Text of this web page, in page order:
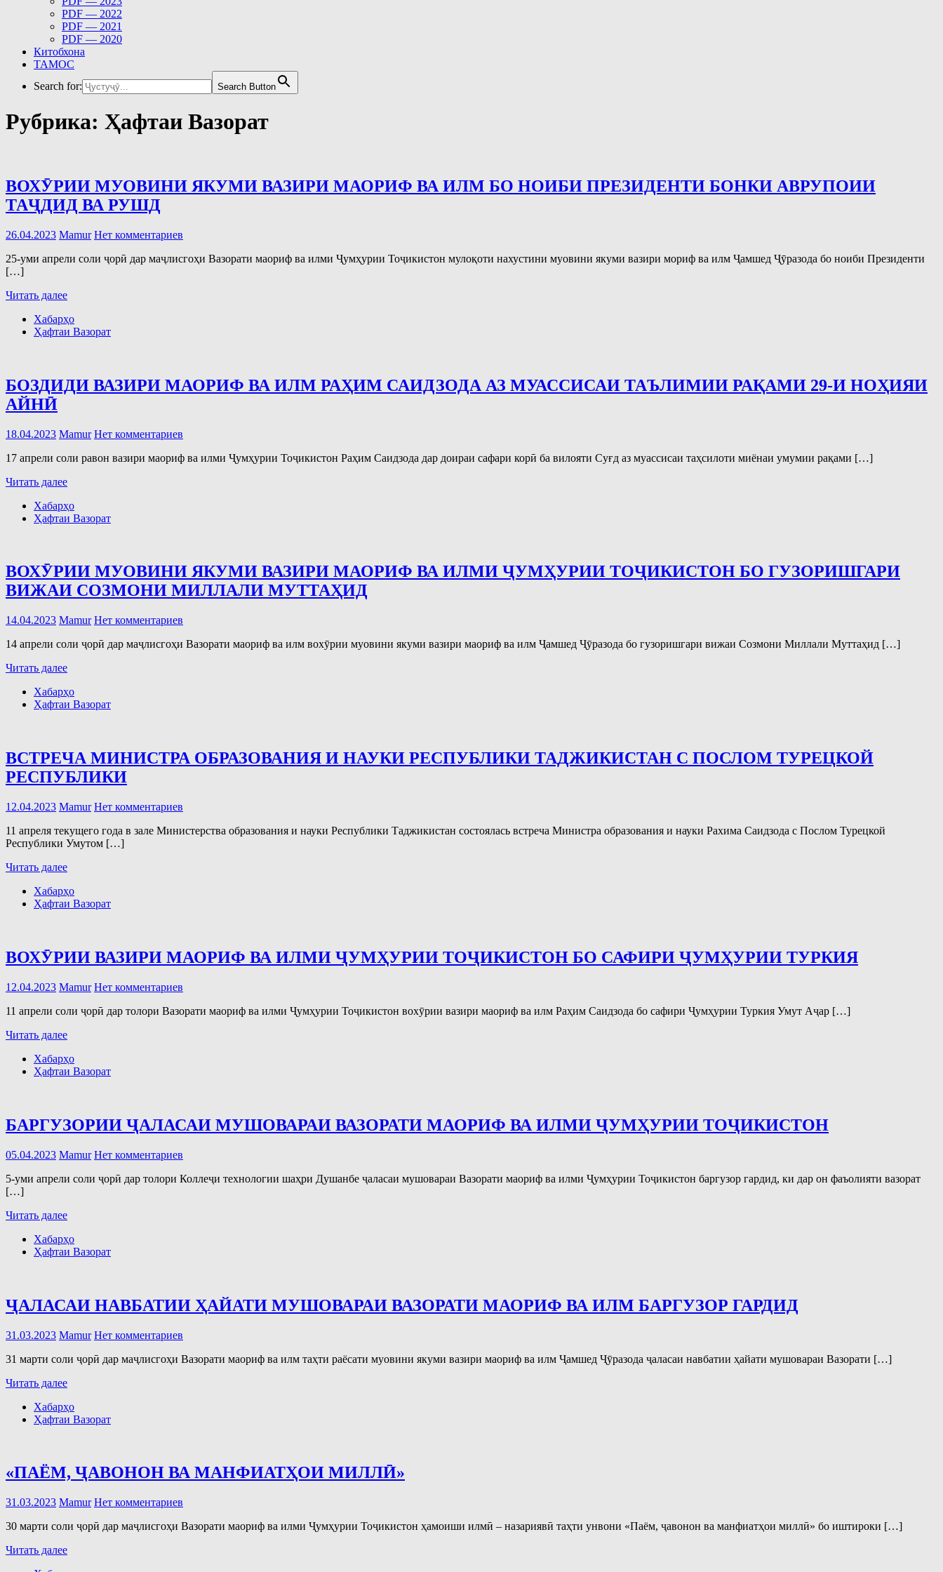
PDF — 2022
PDF — 2021
PDF — 2020
Китобхона
ТАМОС
Search for:
Search Button
Рубрика: Ҳафтаи Вазорат
ВОХӮРИИ МУОВИНИ ЯКУМИ ВАЗИРИ МАОРИФ ВА ИЛМ БО НОИБИ ПРЕЗИДЕНТИ БОНКИ АВРУПОИИ
ТАҶДИД ВА РУШД
26.04.2023 Mamur Нет комментариев
25-уми апрели соли ҷорӣ дар маҷлисгоҳи Вазорати маориф ва илми Ҷумҳурии Тоҷикистон мулоқоти нахустини муовини якуми вазири мориф ва илм Ҷамшед Ҷӯразода бо ноиби Президенти
[…]
Читать далее
Хабарҳо
Ҳафтаи Вазорат
БОЗДИДИ ВАЗИРИ МАОРИФ ВА ИЛМ РАҲИМ САИДЗОДА АЗ МУАССИСАИ ТАЪЛИМИИ РАҚАМИ 29-И НОҲИЯИ
АЙНӢ
18.04.2023 Mamur Нет комментариев
17 апрели соли равон вазири маориф ва илми Ҷумҳурии Тоҷикистон Раҳим Саидзода дар доираи сафари корӣ ба вилояти Суғд аз муассисаи таҳсилоти миёнаи умумии рақами […]
Читать далее
Хабарҳо
Ҳафтаи Вазорат
ВОХӮРИИ МУОВИНИ ЯКУМИ ВАЗИРИ МАОРИФ ВА ИЛМИ ҶУМҲУРИИ ТОҶИКИСТОН БО ГУЗОРИШГАРИ
ВИЖАИ СОЗМОНИ МИЛЛАЛИ МУТТАҲИД
14.04.2023 Mamur Нет комментариев
14 апрели соли ҷорӣ дар маҷлисгоҳи Вазорати маориф ва илм вохӯрии муовини якуми вазири маориф ва илм Ҷамшед Ҷӯразода бо гузоришгари вижаи Созмони Миллали Муттаҳид […]
Читать далее
Хабарҳо
Ҳафтаи Вазорат
ВСТРЕЧА МИНИСТРА ОБРАЗОВАНИЯ И НАУКИ РЕСПУБЛИКИ ТАДЖИКИСТАН С ПОСЛОМ ТУРЕЦКОЙ
РЕСПУБЛИКИ
12.04.2023 Mamur Нет комментариев
11 апреля текущего года в зале Министерства образования и науки Республики Таджикистан состоялась встреча Министра образования и науки Рахима Саидзода с Послом Турецкой
Республики Умутом […]
Читать далее
Хабарҳо
Ҳафтаи Вазорат
ВОХӮРИИ ВАЗИРИ МАОРИФ ВА ИЛМИ ҶУМҲУРИИ ТОҶИКИСТОН БО САФИРИ ҶУМҲУРИИ ТУРКИЯ
12.04.2023 Mamur Нет комментариев
11 апрели соли ҷорӣ дар толори Вазорати маориф ва илми Ҷумҳурии Тоҷикистон вохӯрии вазири маориф ва илм Раҳим Саидзода бо сафири Ҷумҳурии Туркия Умут Аҷар […]
Читать далее
Хабарҳо
Ҳафтаи Вазорат
БАРГУЗОРИИ ҶАЛАСАИ МУШОВАРАИ ВАЗОРАТИ МАОРИФ ВА ИЛМИ ҶУМҲУРИИ ТОҶИКИСТОН
05.04.2023 Mamur Нет комментариев
5-уми апрели соли ҷорӣ дар толори Коллеҷи технологии шаҳри Душанбе ҷаласаи мушовараи Вазорати маориф ва илми Ҷумҳурии Тоҷикистон баргузор гардид, ки дар он фаъолияти вазорат
[…]
Читать далее
Хабарҳо
Ҳафтаи Вазорат
ҶАЛАСАИ НАВБАТИИ ҲАЙАТИ МУШОВАРАИ ВАЗОРАТИ МАОРИФ ВА ИЛМ БАРГУЗОР ГАРДИД
31.03.2023 Mamur Нет комментариев
31 марти соли ҷорӣ дар маҷлисгоҳи Вазорати маориф ва илм таҳти раёсати муовини якуми вазири маориф ва илм Ҷамшед Ҷӯразода ҷаласаи навбатии ҳайати мушовараи Вазорати […]
Читать далее
Хабарҳо
Ҳафтаи Вазорат
«ПАЁМ, ҶАВОНОН ВА МАНФИАТҲОИ МИЛЛӢ»
31.03.2023 Mamur Нет комментариев
30 марти соли ҷорӣ дар маҷлисгоҳи Вазорати маориф ва илми Ҷумҳурии Тоҷикистон ҳамоиши илмӣ – назариявӣ таҳти унвони «Паём, ҷавонон ва манфиатҳои миллӣ» бо иштироки […]
Читать далее